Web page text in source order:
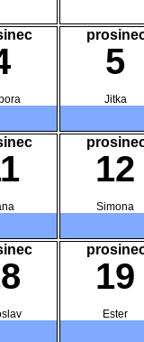
5
Jitka
12
Simona
19
Ester